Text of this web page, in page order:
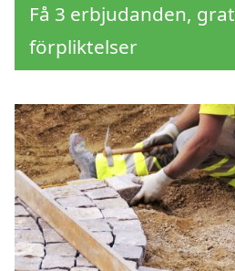
Få 3 erbjudanden,
förpliktelser